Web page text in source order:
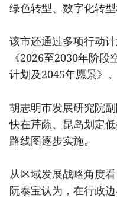
绿色转型、数字化转型
该市还通过多项行动
《2026至2030年阶
计划及2045年愿景》。
胡志明市发展研究院
快在芹蒢、昆岛划定
路线图逐步实施。
从区域发展战略角度
阮泰宝认为，在行政